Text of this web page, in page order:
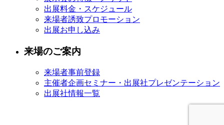
出展料金・スケジュール
来場者誘致プロモーション
出展お申し込み
来場のご案内
来場者事前登録
主催者企画セミナー・出展社プレゼンテーション
出展社情報一覧